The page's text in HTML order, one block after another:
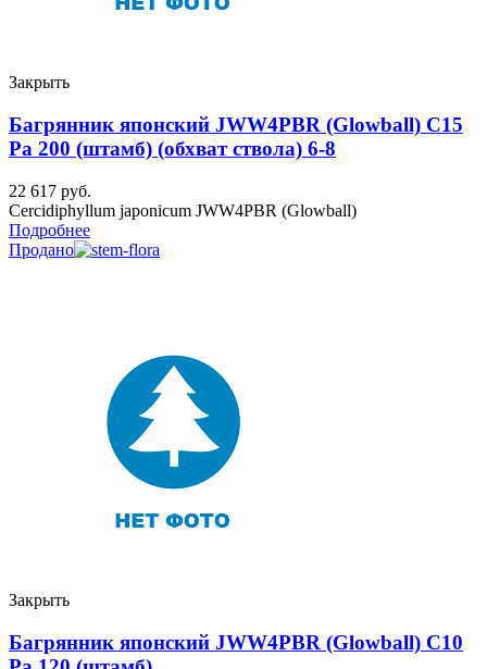
Закрыть
Багрянник японский JWW4PBR (Glowball) C15
Ра 200 (штамб) (обхват ствола) 6-8
22 617 руб.
Cercidiphyllum japonicum JWW4PBR (Glowball)
Подробнее
Продано
Закрыть
Багрянник японский JWW4PBR (Glowball) C10